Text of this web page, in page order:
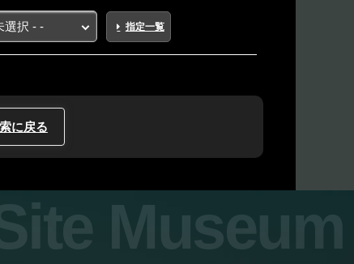
指定一覧
に戻る
Museum